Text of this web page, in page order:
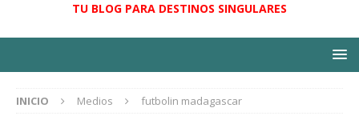
TU BLOG PARA DESTINOS SINGULARES
INICIO Medios futbolin madagascar